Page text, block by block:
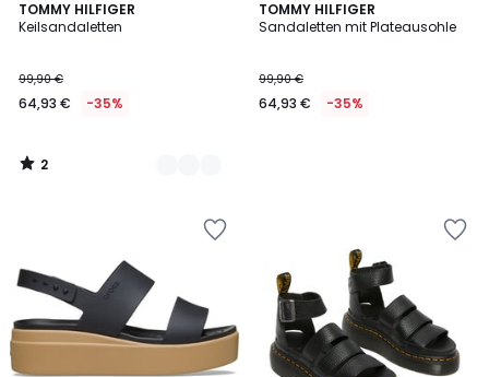
TOMMY HILFIGER
Keilsandaletten
99,90 €
64,93 € -35%
2
/
2
Farben
2
/
TOMMY HILFIGER
Sandaletten mit Plateausohle
99,90 €
64,93 € -35%